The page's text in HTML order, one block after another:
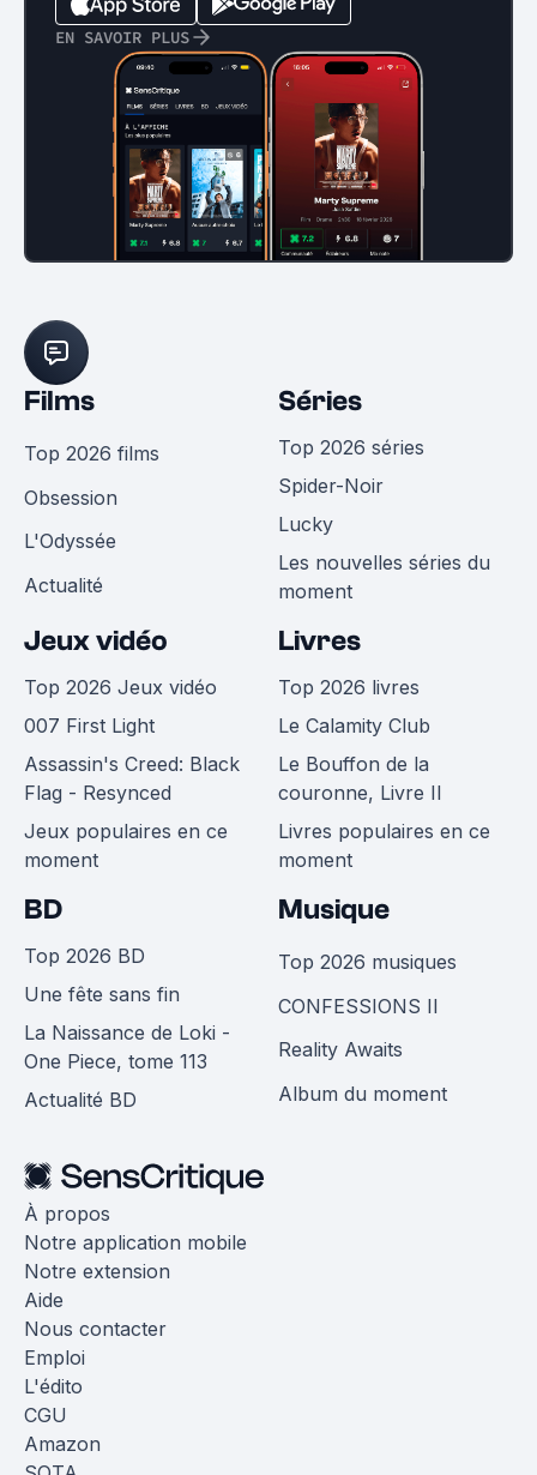
EN SAVOIR PLUS
Films
Top 2026 films
Obsession
L'Odyssée
Actualité
Séries
Top 2026 séries
Spider-Noir
Lucky
Les nouvelles séries du
moment
Jeux vidéo
Top 2026 Jeux vidéo
007 First Light
Assassin's Creed: Black
Flag - Resynced
Jeux populaires en ce
moment
Livres
Top 2026 livres
Le Calamity Club
Le Bouffon de la
couronne, Livre II
Livres populaires en ce
moment
BD
Top 2026 BD
Une fête sans fin
La Naissance de Loki -
One Piece, tome 113
Actualité BD
Musique
Top 2026 musiques
CONFESSIONS II
Reality Awaits
Album du moment
À propos
Notre application mobile
Notre extension
Aide
Nous contacter
Emploi
L'édito
CGU
Amazon